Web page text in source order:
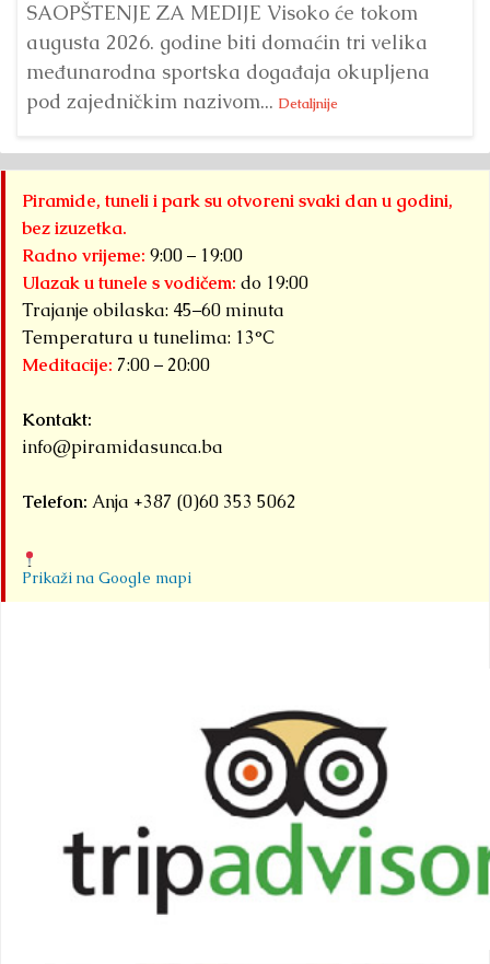
SAOPŠTENJE ZA MEDIJE Visoko će tokom
augusta 2026. godine biti domaćin tri velika
međunarodna sportska događaja okupljena
pod zajedničkim nazivom... Detaljnije
Piramide, tuneli i park su otvoreni svaki dan u godini,
bez izuzetka.
Radno vrijeme: 9:00 – 19:00
Ulazak u tunele s vodičem: do 19:00
Trajanje obilaska: 45–60 minuta
Temperatura u tunelima: 13°C
Meditacije: 7:00 – 20:00
Kontakt:
info@piramidasunca.ba
Telefon: Anja +387 (0)60 353 5062
Prikaži na Google mapi